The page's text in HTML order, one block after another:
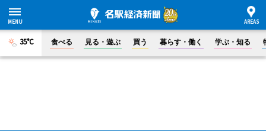
35°C 食べる 見る・遊ぶ 買う 暮らす・働く 学ぶ・知る